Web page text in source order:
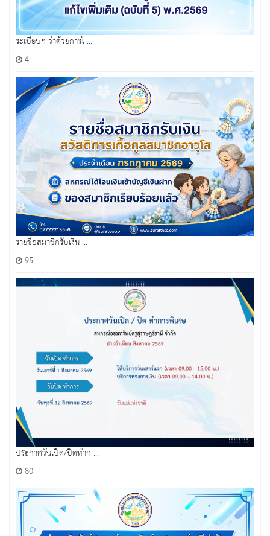
ระเบียบฯ ว่าด้วยการใ ...
4
รายชื่อสมาชิกรับเงิน ...
95
ประกาศวันเปิด/ปิดทำก ...
80